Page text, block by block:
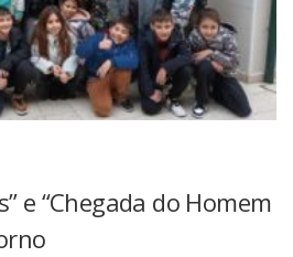
e “Chegada do Homem